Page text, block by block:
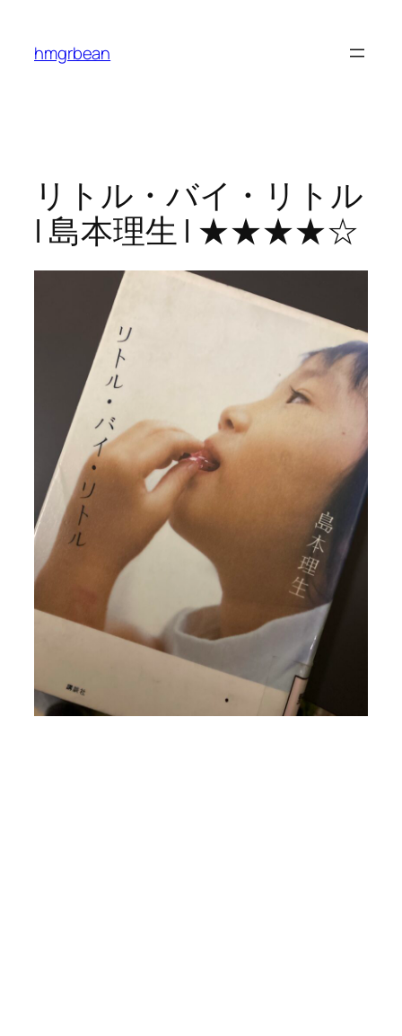
hmgrbean
リトル・バイ・リトル
| 島本理生 | ★★★★☆